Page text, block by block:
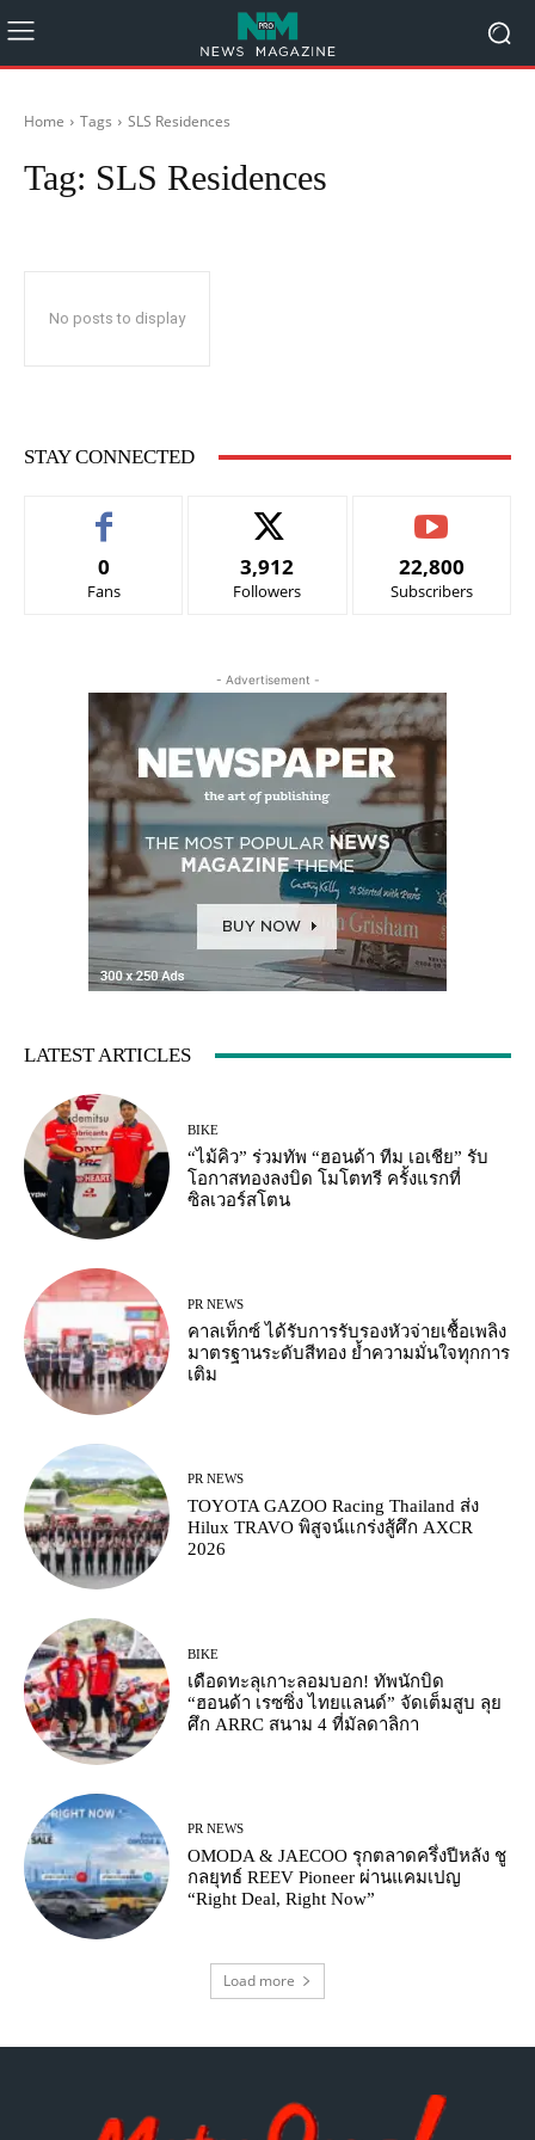
Home Tags SLS Residences
Tag: SLS Residences
No posts to display
STAY CONNECTED
0
Fans
3,912
Followers
22,800
Subscribers
- Advertisement -
LATEST ARTICLES
BIKE
“ไม้คิว” ร่วมทัพ “ฮอนด้า ทีม เอเชีย” รับ
โอกาสทองลงบิด โมโตทรี ครั้งแรกที่
ซิลเวอร์สโตน
PR NEWS
คาลเท็กซ์ ได้รับการรับรองหัวจ่ายเชื้อเพลิง
มาตรฐานระดับสีทอง ย้ำความมั่นใจทุกการ
เติม
PR NEWS
TOYOTA GAZOO Racing Thailand ส่ง
Hilux TRAVO พิสูจน์แกร่งสู้ศึก AXCR
2026
BIKE
เดือดทะลุเกาะลอมบอก! ทัพนักบิด
“ฮอนด้า เรซซิ่ง ไทยแลนด์” จัดเต็มสูบ ลุย
ศึก ARRC สนาม 4 ที่มัลดาลิกา
PR NEWS
OMODA & JAECOO รุกตลาดครึ่งปีหลัง ชู
กลยุทธ์ REEV Pioneer ผ่านแคมเปญ
“Right Deal, Right Now”
Load more